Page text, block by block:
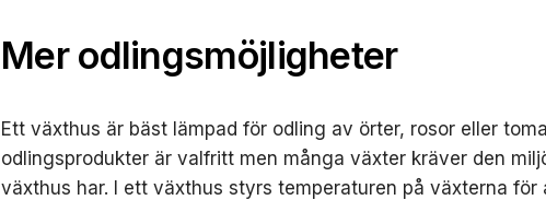
Mer odlingsmöjligheter
Ett växthus är bäst lämpad för odling av örter, rosor eller
odlingsprodukter är valfritt men många växter kräver den
växthus har. I ett växthus styrs temperaturen på växterna för